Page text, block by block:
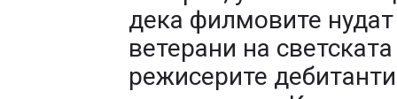
дека филмовите нудат
ветерани на
режисерите